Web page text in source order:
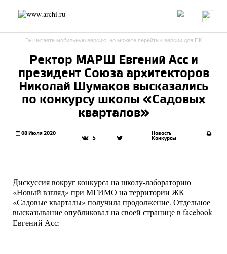
Россия Мир Технологии Интерьер Пресса
Архитекторы
send.project Анонсы конкурсов
Блог
Журнал
Интервью Исследование
Мнение
Обзор
Объект
Результаты конкурса
Рецензия Архитектура
Дизайн
Интерьер
Эко
Вы читаете мобильную версию, но можете перейти к версии для ПК
Ректор МАРШ Евгений Асс и
президент Союза архитекторов
Николай Шумаков высказались
по конкурсу школы «Садовых
кварталов»
08 Июля 2020
5
Новость
Конкурсы
Дискуссия вокруг конкурса на школу-лабораторию
«Новый взгляд» при МГИМО на территории ЖК
«Садовые кварталы» получила продолжение. Отдельное
высказывание опубликовал на своей странице в facebook
Евгений Асс: